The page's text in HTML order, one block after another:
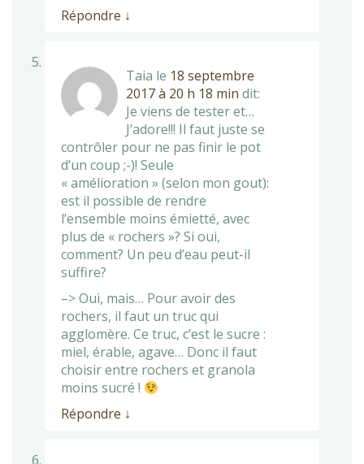
Répondre ↓
Taia le 18 septembre
2017 à 20 h 18 min dit:
Je viens de tester et…
J’adore!!! Il faut juste se
contrôler pour ne pas finir le pot
d’un coup ;-)! Seule
« amélioration » (selon mon gout):
est il possible de rendre
l’ensemble moins émietté, avec
plus de « rochers »? Si oui,
comment? Un peu d’eau peut-il
suffire?
–> Oui, mais… Pour avoir des
rochers, il faut un truc qui
agglomère. Ce truc, c’est le sucre :
miel, érable, agave… Donc il faut
choisir entre rochers et granola
moins sucré !
Répondre ↓